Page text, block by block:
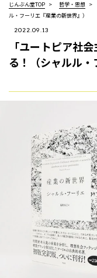
じんぶん堂TOP 哲学・思想
ル・フーリエ『産業の新世界』）
2022.09.13
「ユートピア社
る！（シャルル・